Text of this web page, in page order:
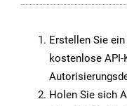
Erstellen Sie
kostenlose
Holen Sie sich